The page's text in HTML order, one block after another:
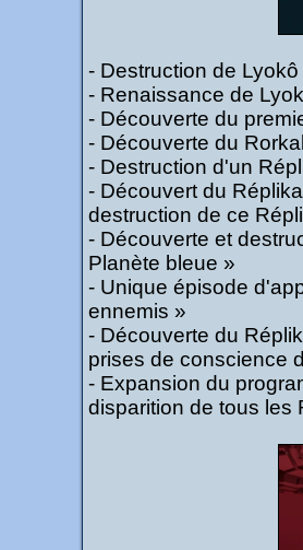
- Destruction de
- Renaissance de
- Découverte du
- Découverte du
- Destruction d'un
- Découvert du
destruction de ce
- Découverte et
Planète bleue »
- Unique épisode
ennemis »
- Découverte du
prises de conscience
- Expansion du
disparition de tous les